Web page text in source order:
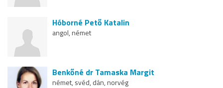
Hóborné Pető Katalin
angol, német
Benkőné dr Tamaska Margit
német, svéd, dán, norvég